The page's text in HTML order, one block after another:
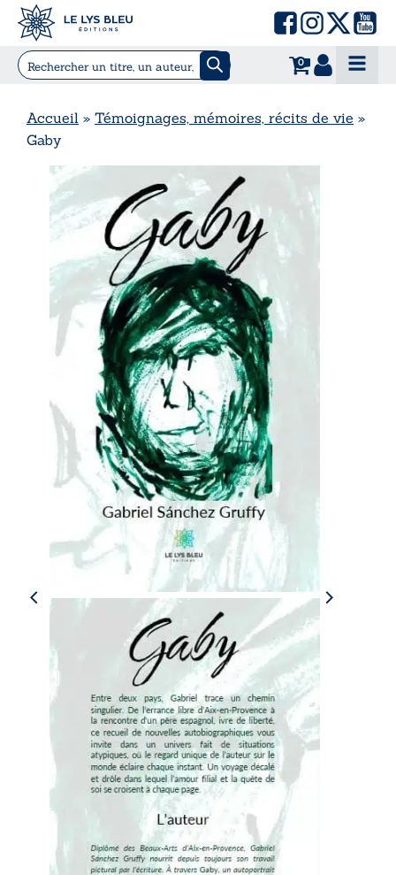
0
Accueil » Témoignages, mémoires, récits de vie »
Gaby